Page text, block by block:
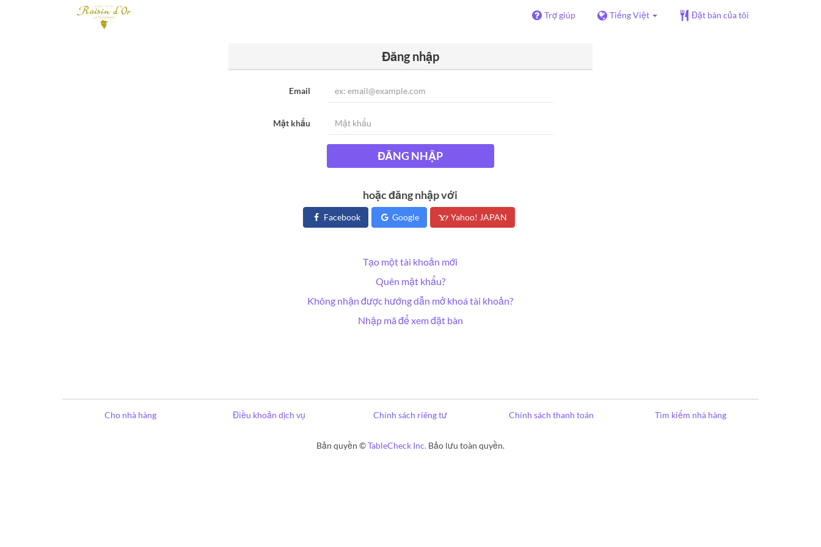
Trợ giúp Tiếng Việt Đặt bàn của tôi
Đăng nhập
Email
Mật khẩu
ĐĂNG NHẬP
hoặc đăng nhập với
Facebook Google Yahoo! JAPAN
Tạo một tài khoản mới
Quên mật khẩu?
Không nhận được hướng dẫn mở khoá tài khoản?
Nhập mã để xem đặt bàn
Cho nhà hàng Điều khoản dịch vụ Chính sách riêng tư Chính sách thanh toán Tìm kiếm nhà hàng
Bản quyền ©TableCheck Inc. Bảo lưu toàn quyền.